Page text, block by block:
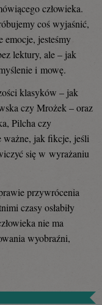
człowieka.
coś wyjaśnić,
emocje, jesteśmy
lektury, ale – jak
i mowę.
klasyków – jak
czy Mrożek – oraz
Pilcha czy
ważne, jak fikcje, jeśli
się w wyrażaniu
przywrócenia
czasy osłabiły
nie ma
wyobraźni,